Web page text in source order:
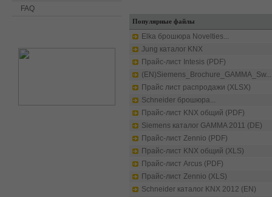
FAQ
Популярные файлы
Elka брошюра Novelties...
Jung каталог KNX
Прайс-лист Intesis (PDF)
(EN)Siemens_Brochure_GAMMA_Sw...
Прайс лист распродажи (XLSX)
Schneider брошюра...
Прайс-лист KNX общий (PDF)
Siemens каталог GAMMA 2011 (DE)
Прайс-лист Zennio (PDF)
Прайс-лист KNX общий (XLS)
Прайс-лист Arcus (PDF)
Прайс-лист Zennio (XLS)
Schneider каталог KNX 2012 (EN)